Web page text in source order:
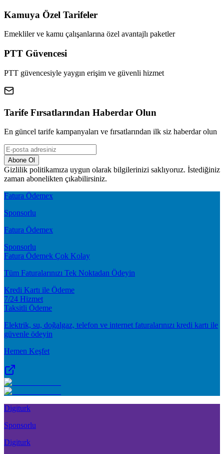
Kamuya Özel Tarifeler
Emekliler ve kamu çalışanlarına özel avantajlı paketler
PTT Güvencesi
PTT güvencesiyle yaygın erişim ve güvenli hizmet
Tarife Fırsatlarından Haberdar Olun
En güncel tarife kampanyaları ve fırsatlarından ilk siz haberdar olun
Abone Ol
Gizlilik politikamıza uygun olarak bilgilerinizi saklıyoruz. İstediğiniz
zaman abonelikten çıkabilirsiniz.
Fatura Ödemex
Sponsorlu
Fatura Ödemex
Sponsorlu
Fatura Ödemek Çok Kolay
Tüm Faturalarınızı Tek Noktadan Ödeyin
Kredi Kartı ile Ödeme
7/24 Hizmet
Taksitli Ödeme
Elektrik, su, doğalgaz, telefon ve internet faturalarınızı kredi kartı ile
güvenle ödeyin
Hemen Keşfet
Digiturk
Sponsorlu
Digiturk